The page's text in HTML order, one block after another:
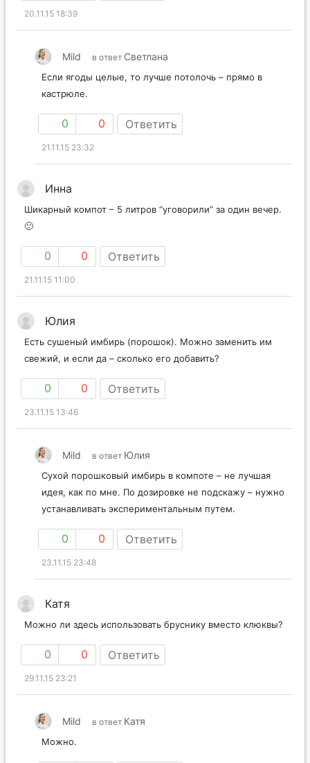
20.11.15 18:39
Mild в ответ Светлана
Если ягоды целые, то лучше потолочь – прямо в
кастрюле.
0 0 Ответить
21.11.15 23:32
Инна
Шикарный компот – 5 литров “уговорили” за один вечер.
🙂
0 0 Ответить
21.11.15 11:00
Юлия
Есть сушеный имбирь (порошок). Можно заменить им
свежий, и если да – сколько его добавить?
0 0 Ответить
23.11.15 13:46
Mild в ответ Юлия
Сухой порошковый имбирь в компоте – не лучшая
идея, как по мне. По дозировке не подскажу – нужно
устанавливать экспериментальным путем.
0 0 Ответить
23.11.15 23:48
Катя
Можно ли здесь использовать бруснику вместо клюквы?
0 0 Ответить
29.11.15 23:21
Mild в ответ Катя
Можно.